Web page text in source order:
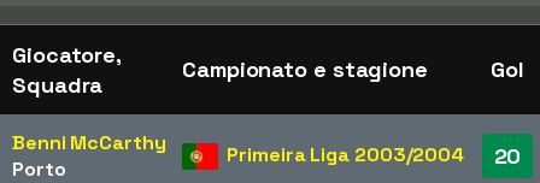
Giocatore,
Squadra
Campionato e stagione Gol
Benni McCarthy
Porto
Primeira Liga 2003/2004 20